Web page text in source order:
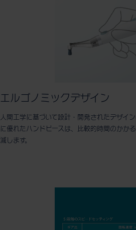
エルゴノミックデザイン
人間工学に基づいて設計・開発されたデザイ
に優れたハンドピースは、比較的時間のかか
減します。